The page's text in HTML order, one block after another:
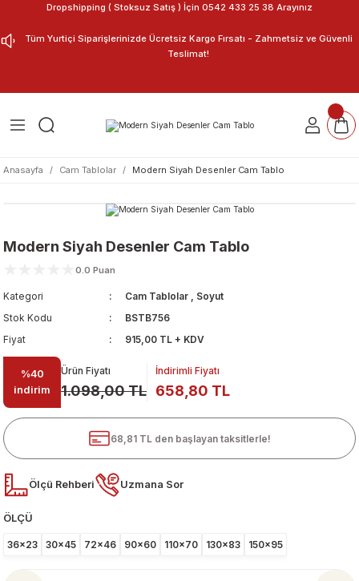
Dropshipping ( Stoksuz Satış ) İçin 0542 433 25 38 Arayınız
Tüm Yurtiçi Siparişlerinizde Ücretsiz Kargo Fırsatı - Zahmetsiz ve Güvenli
Teslimat!
Anasayfa Cam Tablolar Modern Siyah Desenler Cam Tablo
Modern Siyah Desenler Cam Tablo
0.0 Puan
Kategori Cam Tablolar , Soyut
Stok Kodu
BSTB756
Fiyat
915,00 TL + KDV
%40
indirim
Ürün Fiyatı
1.098,00 TL
İndirimli Fiyatı
658,80 TL
68,81 TL den başlayan taksitlerle!
Ölçü Rehberi Uzmana Sor
ÖLÇÜ
36x23 30x45 72x46 90x60 110x70 130x83 150x95